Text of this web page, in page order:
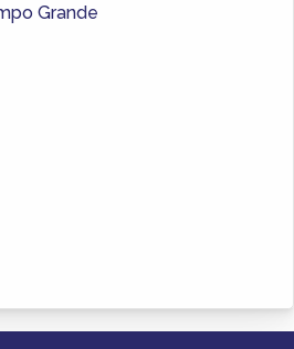
Grande